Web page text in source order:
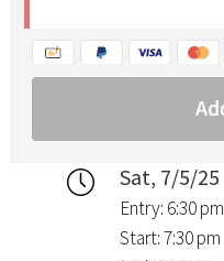
Sat, 7/5/25
Entry: 6:30 pm
Start: 7:30 pm